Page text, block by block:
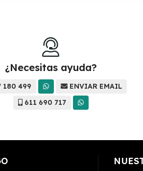
¿Necesitas ayuda?
180 499
ENVIAR EMAIL
611 690 717